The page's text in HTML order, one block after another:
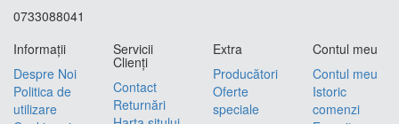
0733088041
Informaţii
Despre Noi
Politica de
utilizare
Servicii
Clienţi
Contact
Returnări
Extra
Producători
Oferte
speciale
Contul meu
Contul meu
Istoric
comenzi